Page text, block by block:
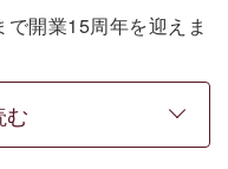
開業15周年を迎えま
円分の館内利用券
をご用意いたしまし
む